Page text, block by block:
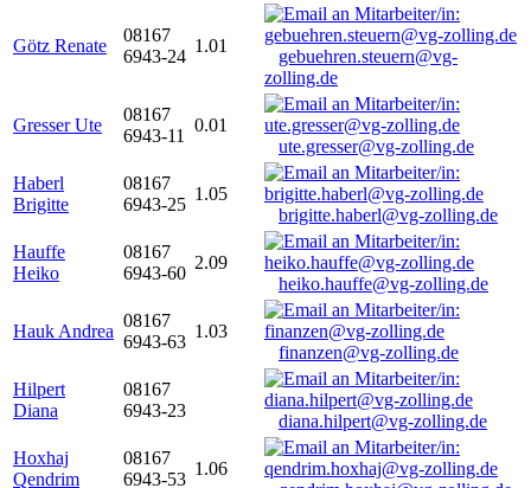
Götz Renate
08167
6943-24
1.01
gebuehren.steuern@vg-
zolling.de
Gresser Ute
08167
6943-11
0.01
ute.gresser@vg-zolling.de
Haberl
Brigitte
08167
6943-25
1.05
brigitte.haberl@vg-zolling.de
Hauffe
Heiko
08167
6943-60
2.09
heiko.hauffe@vg-zolling.de
Hauk Andrea
08167
6943-63
1.03
finanzen@vg-zolling.de
Hilpert
Diana
08167
6943-23
diana.hilpert@vg-zolling.de
Hoxhaj
Qendrim
08167
6943-53
1.06